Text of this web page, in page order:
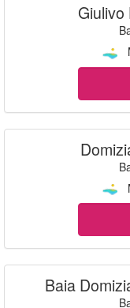
Giulivo
Baia